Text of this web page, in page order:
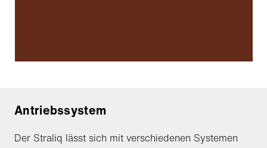
Antriebssystem
Der Straliq lässt sich mit verschiedenen Systemen